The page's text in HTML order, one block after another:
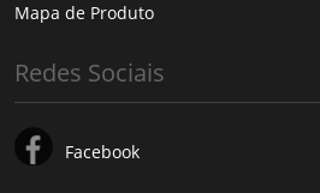
Mapa de Produto
Redes Sociais
Facebook